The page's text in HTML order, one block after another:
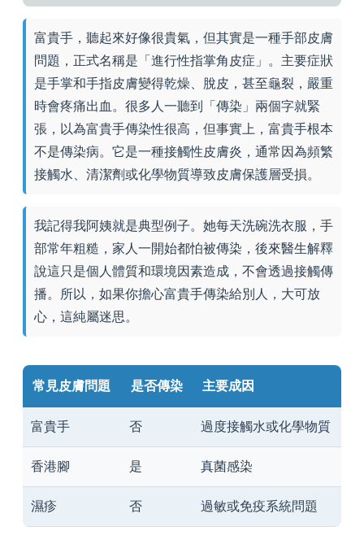
富貴手，聽起來好像很貴氣，但其實是一種手部皮膚
問題，正式名稱是「進行性指掌角皮症」。主要症狀
是手掌和手指皮膚變得乾燥、脫皮，甚至龜裂，嚴重
時會疼痛出血。很多人一聽到「傳染」兩個字就緊
張，以為富貴手傳染性很高，但事實上，富貴手根本
不是傳染病。它是一種接觸性皮膚炎，通常因為頻繁
接觸水、清潔劑或化學物質導致皮膚保護層受損。
我記得我阿姨就是典型例子。她每天洗碗洗衣服，手
部常年粗糙，家人一開始都怕被傳染，後來醫生解釋
說這只是個人體質和環境因素造成，不會透過接觸傳
播。所以，如果你擔心富貴手傳染給別人，大可放
心，這純屬迷思。
常見皮膚問題 是否傳染 主要成因
富貴手 否 過度接觸水或化學物質
香港腳 是 真菌感染
濕疹 否 過敏或免疫系統問題